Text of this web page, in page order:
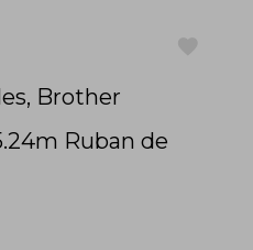
Brother
Ruban de